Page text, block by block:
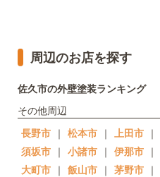
周辺のお店を探す
佐久市の外壁塗装ランキング
その他周辺
長野市 ｜ 松本市 ｜ 上田市 ｜
須坂市 ｜ 小諸市 ｜ 伊那市 ｜
大町市 ｜ 飯山市 ｜ 茅野市 ｜